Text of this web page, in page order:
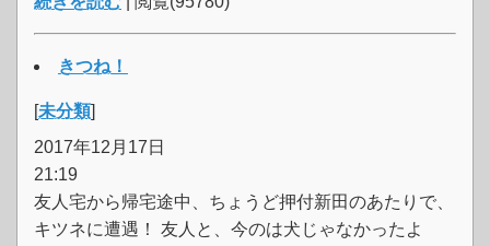
きつね！
[未分類]
2017年12月17日
21:19
友人宅から帰宅途中、ちょうど押付新田のあたりで、
キツネに遭遇！ 友人と、今のは犬じゃなかったよ